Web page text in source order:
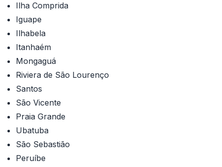
Ilha Comprida
Iguape
Ilhabela
Itanhaém
Mongaguá
Riviera de São Lourenço
Santos
São Vicente
Praia Grande
Ubatuba
São Sebastião
Peruíbe